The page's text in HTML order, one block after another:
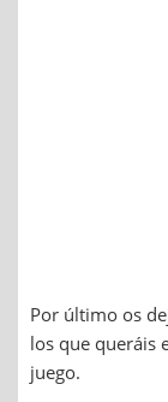
Por último os
los que queráis
juego.